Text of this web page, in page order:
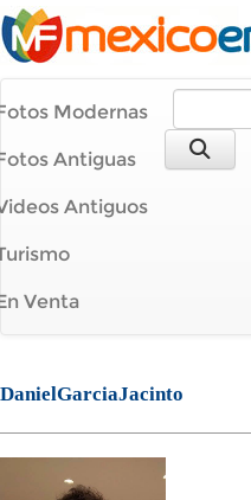
Modernas
Antiguas
Antiguos
Venta
DanielGarciaJacinto